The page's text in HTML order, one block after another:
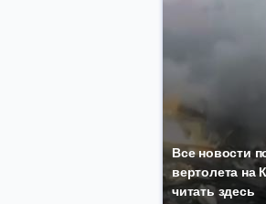
Все новости
вертолета на
читать здесь